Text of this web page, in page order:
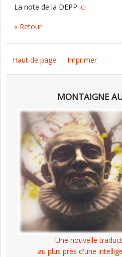
La note de la DEPP ici
« Retour
Haut de page Imprimer
MONTAIGNE
Une nouvelle
au plus près d'une